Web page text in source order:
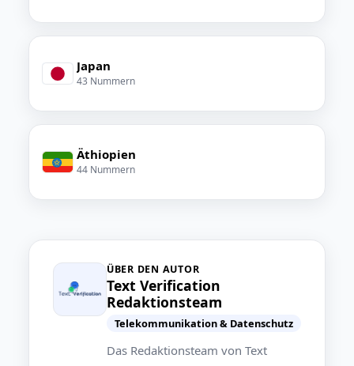
Japan
43 Nummern
Äthiopien
44 Nummern
ÜBER DEN AUTOR
Text Verification
Redaktionsteam
Telekommunikation & Datenschutz
Das Redaktionsteam von Text